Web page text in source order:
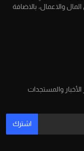
والاعمال، بالاضافة
والمستجدات
اشترك